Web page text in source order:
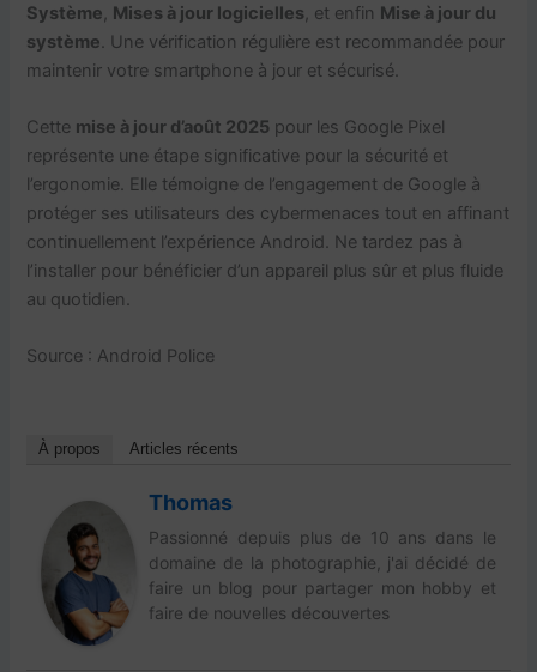
Système, Mises à jour logicielles, et enfin Mise à jour du
système. Une vérification régulière est recommandée pour
maintenir votre smartphone à jour et sécurisé.
Cette mise à jour d’août 2025 pour les Google Pixel
représente une étape significative pour la sécurité et
l’ergonomie. Elle témoigne de l’engagement de Google à
protéger ses utilisateurs des cybermenaces tout en affinant
continuellement l’expérience Android. Ne tardez pas à
l’installer pour bénéficier d’un appareil plus sûr et plus fluide
au quotidien.
Source : Android Police
À propos Articles récents
Thomas
Passionné depuis plus de 10 ans dans le
domaine de la photographie, j'ai décidé de
faire un blog pour partager mon hobby et
faire de nouvelles découvertes